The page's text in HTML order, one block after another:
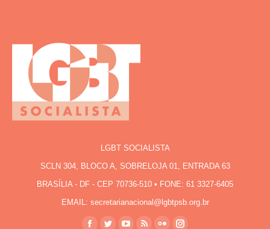
LGBT SOCIALISTA
SCLN 304, BLOCO A, SOBRELOJA 01, ENTRADA 63
BRASÍLIA - DF - CEP 70736-510 • FONE: 61 3327-6405
EMAIL: secretarianacional@lgbtpsb.org.br